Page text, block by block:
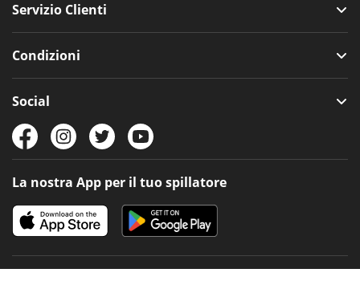
Servizio Clienti
Condizioni
Social
La nostra App per il tuo spillatore